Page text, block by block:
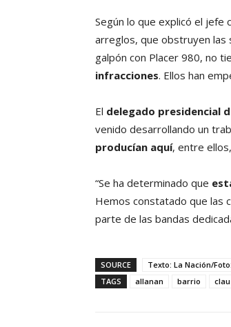
Según lo que explicó el jefe
arreglos, que obstruyen las
galpón con Placer 980, no
infracciones. Ellos han
El delegado presidencial
venido desarrollando un
producían aquí, entre
“Se ha determinado que
Hemos constatado que las
parte de las bandas
SOURCE
Texto: La Nación/
TAGS
allanan barrio